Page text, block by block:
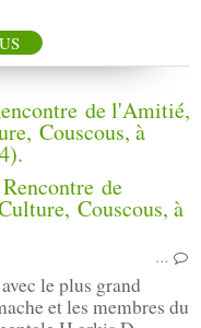
de l'Amitié,
Couscous, à
…
le plus grand
et les membres du